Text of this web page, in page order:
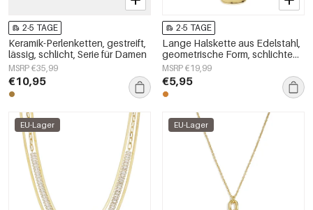
2-5 TAGE
Keramik-Perlenketten, gestreift,
lässig, schlicht, Serie für Damen
MSRP €35,99
€10,95
2-5 TAGE
Lange Halskette aus Edelstahl,
geometrische Form, schlichte
Alltags-Serie, Damenschmuck
MSRP €19,99
€5,95
EU-Lager EU-Lager